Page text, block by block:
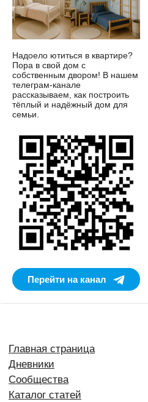
Надоело ютиться в квартире?
Пора в свой дом с
собственным двором! В нашем
телеграм-канале
рассказываем, как построить
тёплый и надёжный дом для
семьи.
Перейти на канал
Главная страница
Дневники
Сообщества
Каталог статей